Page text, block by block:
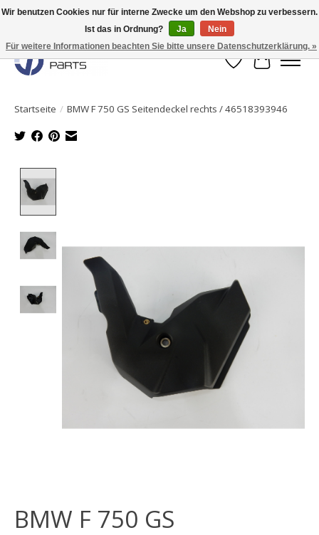
Originale Teile sofort lieferbar!
Wunschzettel
Ihr
Startseite / BMW F 750 GS Seitendeckel rechts / 46518393946
BMW F 750 GS
Wir benutzen Cookies nur für interne Zwecke um den Webshop zu verbessern.
Ist das in Ordnung?
Ja
Nein
Für weitere Informationen beachten Sie bitte unsere Datenschutzerklärung. »